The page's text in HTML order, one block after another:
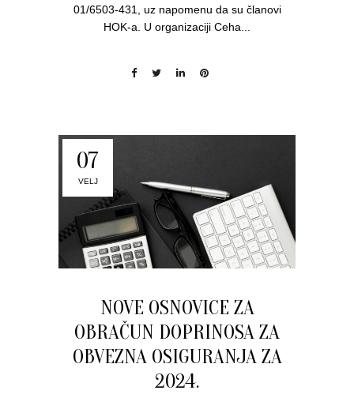
01/6503-431, uz napomenu da su članovi
HOK-a. U organizaciji Ceha...
07
VELJ
NOVE OSNOVICE ZA
OBRAČUN DOPRINOSA ZA
OBVEZNA OSIGURANJA ZA
2024.